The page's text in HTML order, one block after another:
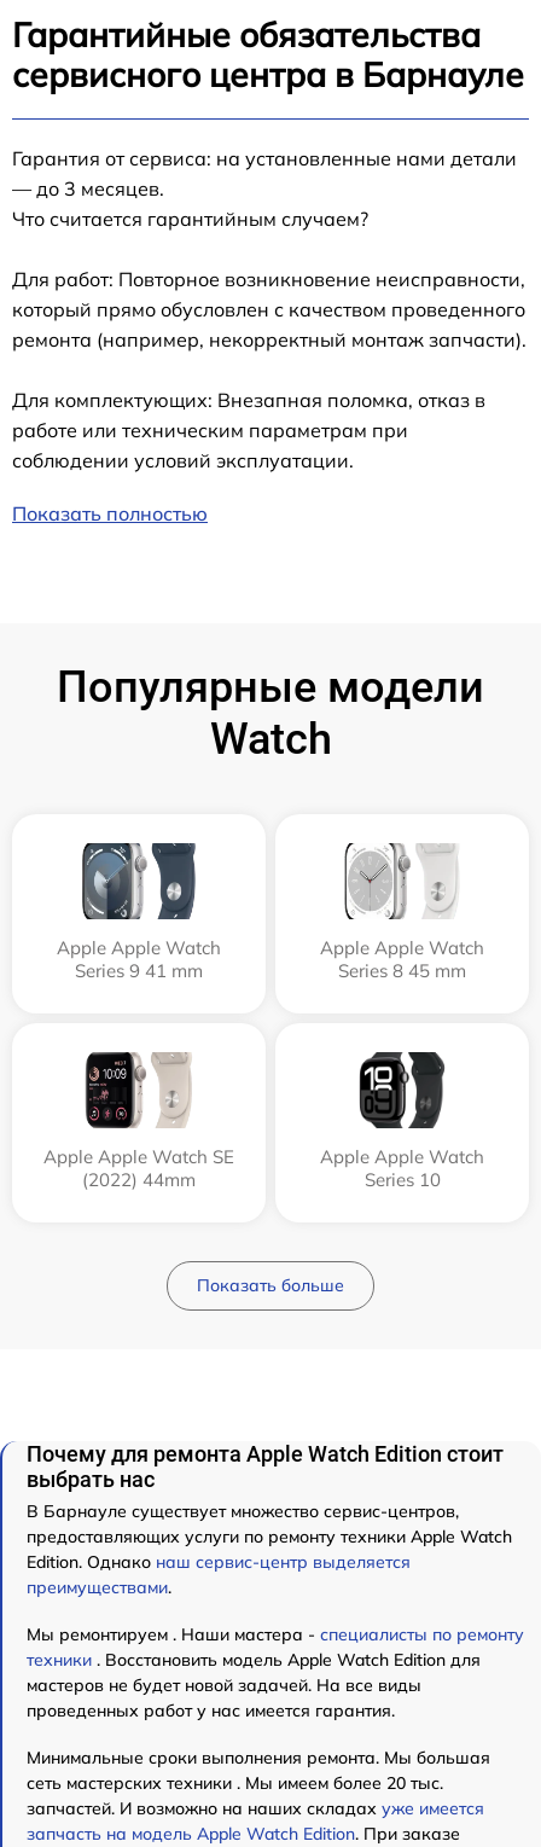
Гарантийные обязательства
сервисного центра в Барнауле
Гарантия от сервиса: на установленные нами детали
— до 3 месяцев.
Что считается гарантийным случаем?
Для работ: Повторное возникновение неисправности,
который прямо обусловлен с качеством проведенного
ремонта (например, некорректный монтаж запчасти).
Для комплектующих: Внезапная поломка, отказ в
работе или техническим параметрам при
соблюдении условий эксплуатации.
Показать полностью
Популярные модели
Watch
Apple Apple Watch
Series 9 41 mm
Apple Apple Watch
Series 8 45 mm
Apple Apple Watch SE
(2022) 44mm
Apple Apple Watch
Series 10
Показать больше
Почему для ремонта Apple Watch Edition стоит
выбрать нас
В Барнауле существует множество сервис-центров,
предоставляющих услуги по ремонту техники Apple Watch
Edition. Однако наш сервис-центр выделяется
преимуществами.
Мы ремонтируем . Наши мастера - специалисты по ремонту
техники . Восстановить модель Apple Watch Edition для
мастеров не будет новой задачей. На все виды
проведенных работ у нас имеется гарантия.
Минимальные сроки выполнения ремонта. Мы большая
сеть мастерских техники . Мы имеем более 20 тыс.
запчастей. И возможно на наших складах уже имеется
запчасть на модель Apple Watch Edition. При заказе